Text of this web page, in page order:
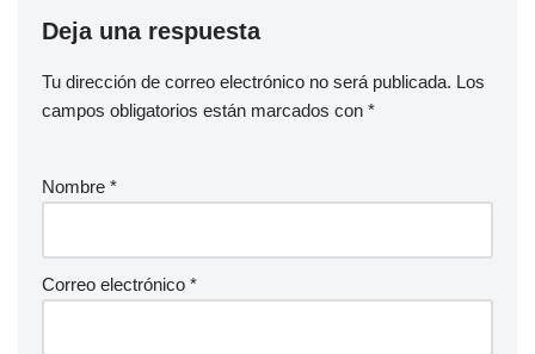
Deja una respuesta
Tu dirección de correo electrónico no será publicada. Los
campos obligatorios están marcados con *
Nombre *
Correo electrónico *